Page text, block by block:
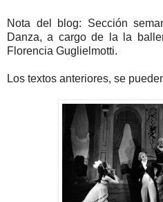
Nota del blog: Sección
Danza, a cargo de la la
Florencia Guglielmotti.
Los textos anteriores, se